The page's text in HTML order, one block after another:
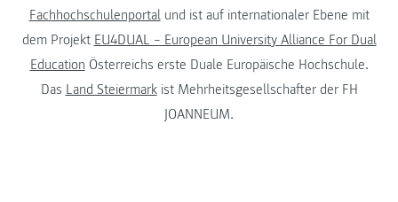
Fachhochschulenportalund ist auf internationaler Ebene mit
dem Projekt EU4DUAL – European University Alliance For Dual
Education Österreichs erste Duale Europäische Hochschule.
Das Land Steiermarkist Mehrheitsgesellschafter der FH
JOANNEUM.